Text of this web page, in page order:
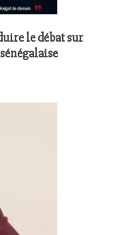
le débat sur